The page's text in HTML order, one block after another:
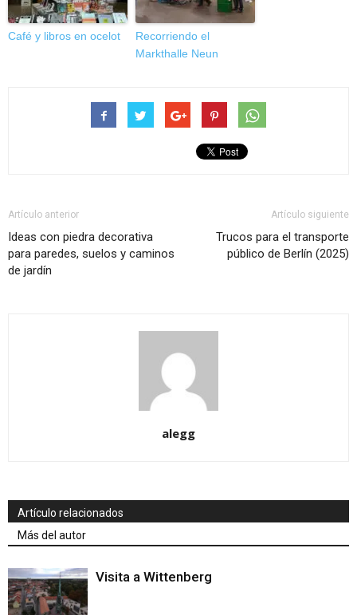
Café y libros en ocelot
Recorriendo el
Markthalle Neun
Artículo anterior
Ideas con piedra decorativa
para paredes, suelos y caminos
de jardín
Artículo siguiente
Trucos para el transporte
público de Berlín (2025)
alegg
Artículo relacionados
Más del autor
Visita a Wittenberg